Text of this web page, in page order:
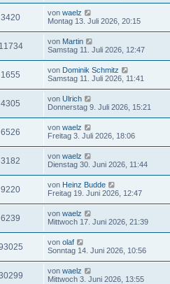
3420 von waelz
Montag 13. Juli 2026, 20:15
11734 von Martin
Samstag 11. Juli 2026, 12:47
1655 von Dominik Schmitz
Samstag 11. Juli 2026, 11:41
4305 von Ulrich
Donnerstag 9. Juli 2026, 15:21
6526 von waelz
Freitag 3. Juli 2026, 18:06
3182 von waelz
Dienstag 30. Juni 2026, 11:44
9220 von Heinz Budde
Freitag 19. Juni 2026, 12:47
6239 von waelz
Mittwoch 17. Juni 2026, 21:39
von olaf
Sonntag 14. Juni 2026, 10:56
von waelz
Mittwoch 3. Juni 2026, 13:55